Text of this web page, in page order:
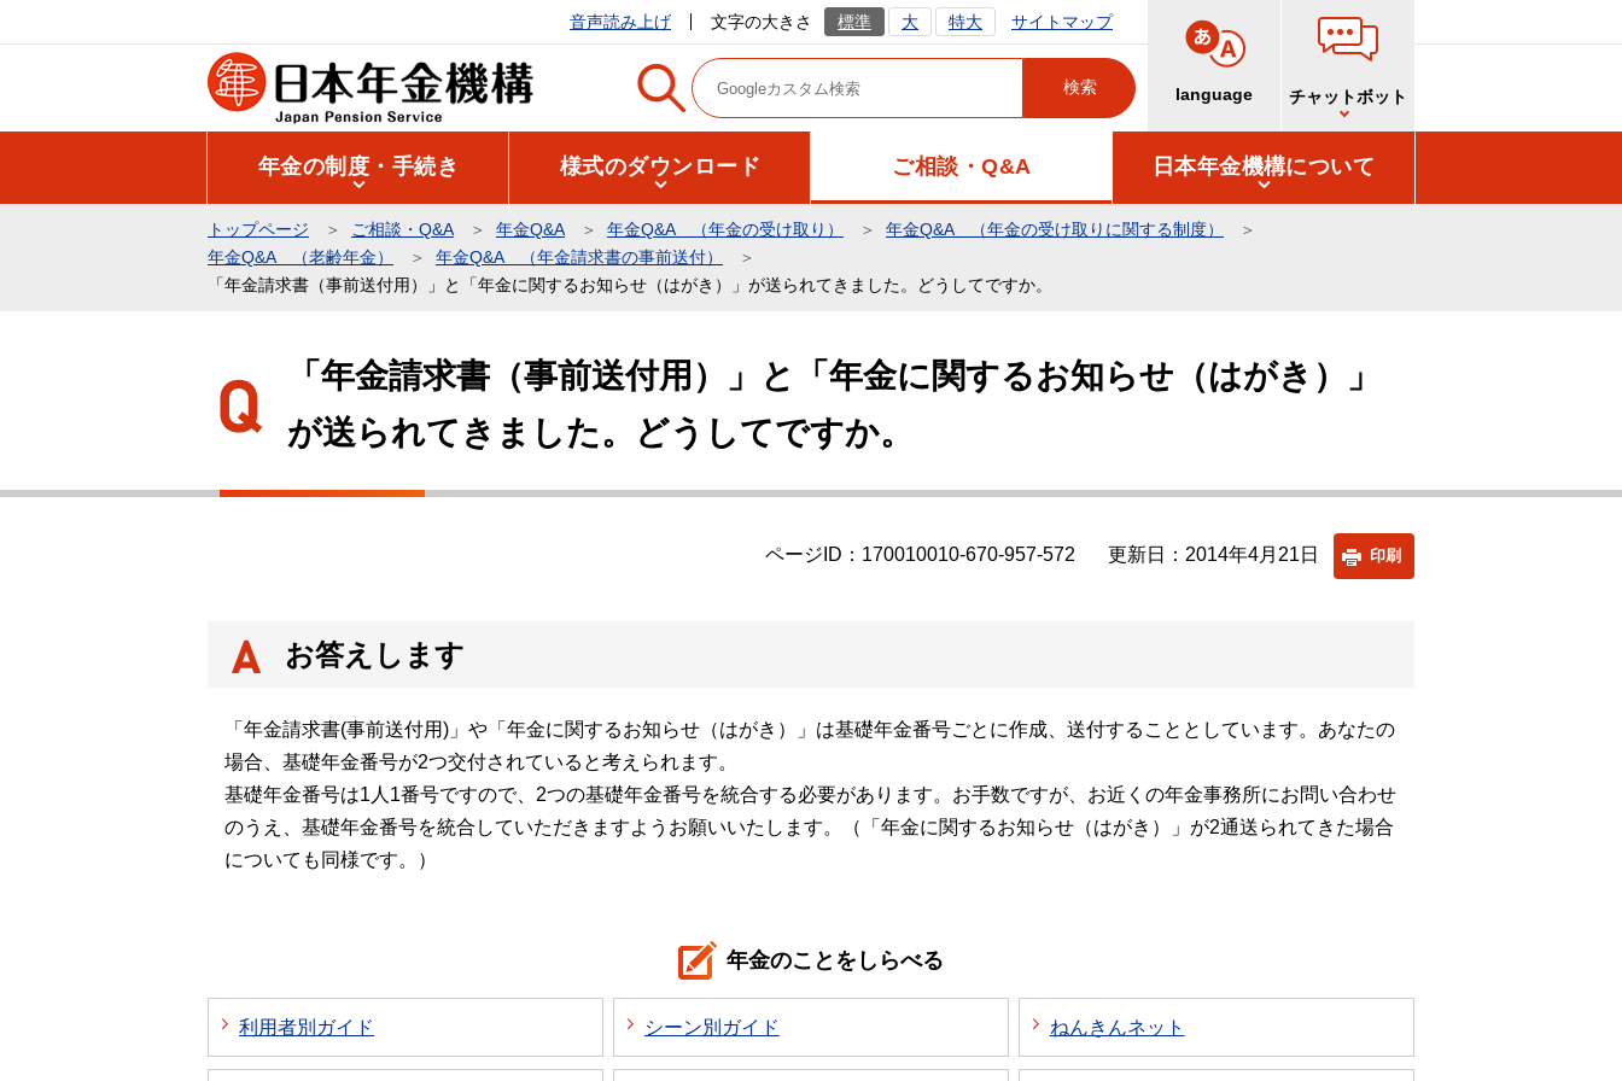
の
音声読み上げ 文字の大きさ 標準 大 特大 サイトマップ
language チャットボット
年金の制度・手続き 様式のダウンロード ご相談・Q&A 日本年金機構について
トップページ ご相談・Q&A 年金Q&A 年金Q&A （年金の受け取り）
年金Q&A （年金の受け取りに関する制度）
年金Q&A （老齢年金）
年金Q&A （年金請求書の事前送付）
「年金請求書（事前送付用）」と「年金に関するお知らせ（はがき）」が送られてきました。どうしてですか。
ら
「年金請求書（事前送付用）」と「年金に関するお知らせ（はがき）」
が送られてきました。どうしてですか。
ページID：170010010-670-957-572 更新日：2014年4月21日 印刷
お答えします
「年金請求書(事前送付用)」や「年金に関するお知らせ（はがき）」は基礎年金番号ごとに作成、送付することとしています。あなたの
場合、基礎年金番号が2つ交付されていると考えられます。
基礎年金番号は1人1番号ですので、2つの基礎年金番号を統合する必要があります。お手数ですが、お近くの年金事務所にお問い合わせ
のうえ、基礎年金番号を統合していただきますようお願いいたします。（「年金に関するお知らせ（はがき）」が2通送られてきた場合
についても同様です。）
年金のことをしらべる
利用者別ガイド シーン別ガイド ねんきんネット